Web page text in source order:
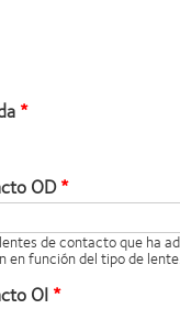
OD
de contacto que ha
en función del tipo de lente.
OI